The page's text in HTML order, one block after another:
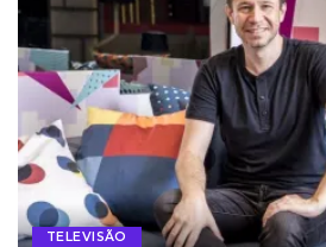
TELEVISÃO